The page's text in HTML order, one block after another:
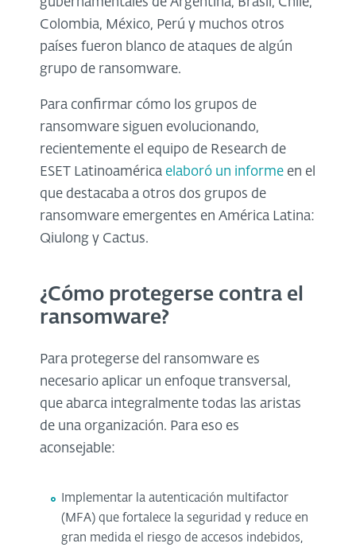
Colombia, México, Perú y muchos otros
países fueron blanco de ataques de algún
grupo de ransomware.
Para confirmar cómo los grupos de
ransomware siguen evolucionando,
recientemente el equipo de Research de
ESET Latinoamérica elaboró un informe en el
que destacaba a otros dos grupos de
ransomware emergentes en América Latina:
Qiulong y Cactus.
¿Cómo protegerse contra el
ransomware?
Para protegerse del ransomware es
necesario aplicar un enfoque transversal,
que abarca integralmente todas las aristas
de una organización. Para eso es
aconsejable:
Implementar la autenticación multifactor
(MFA) que fortalece la seguridad y reduce en
gran medida el riesgo de accesos indebidos,